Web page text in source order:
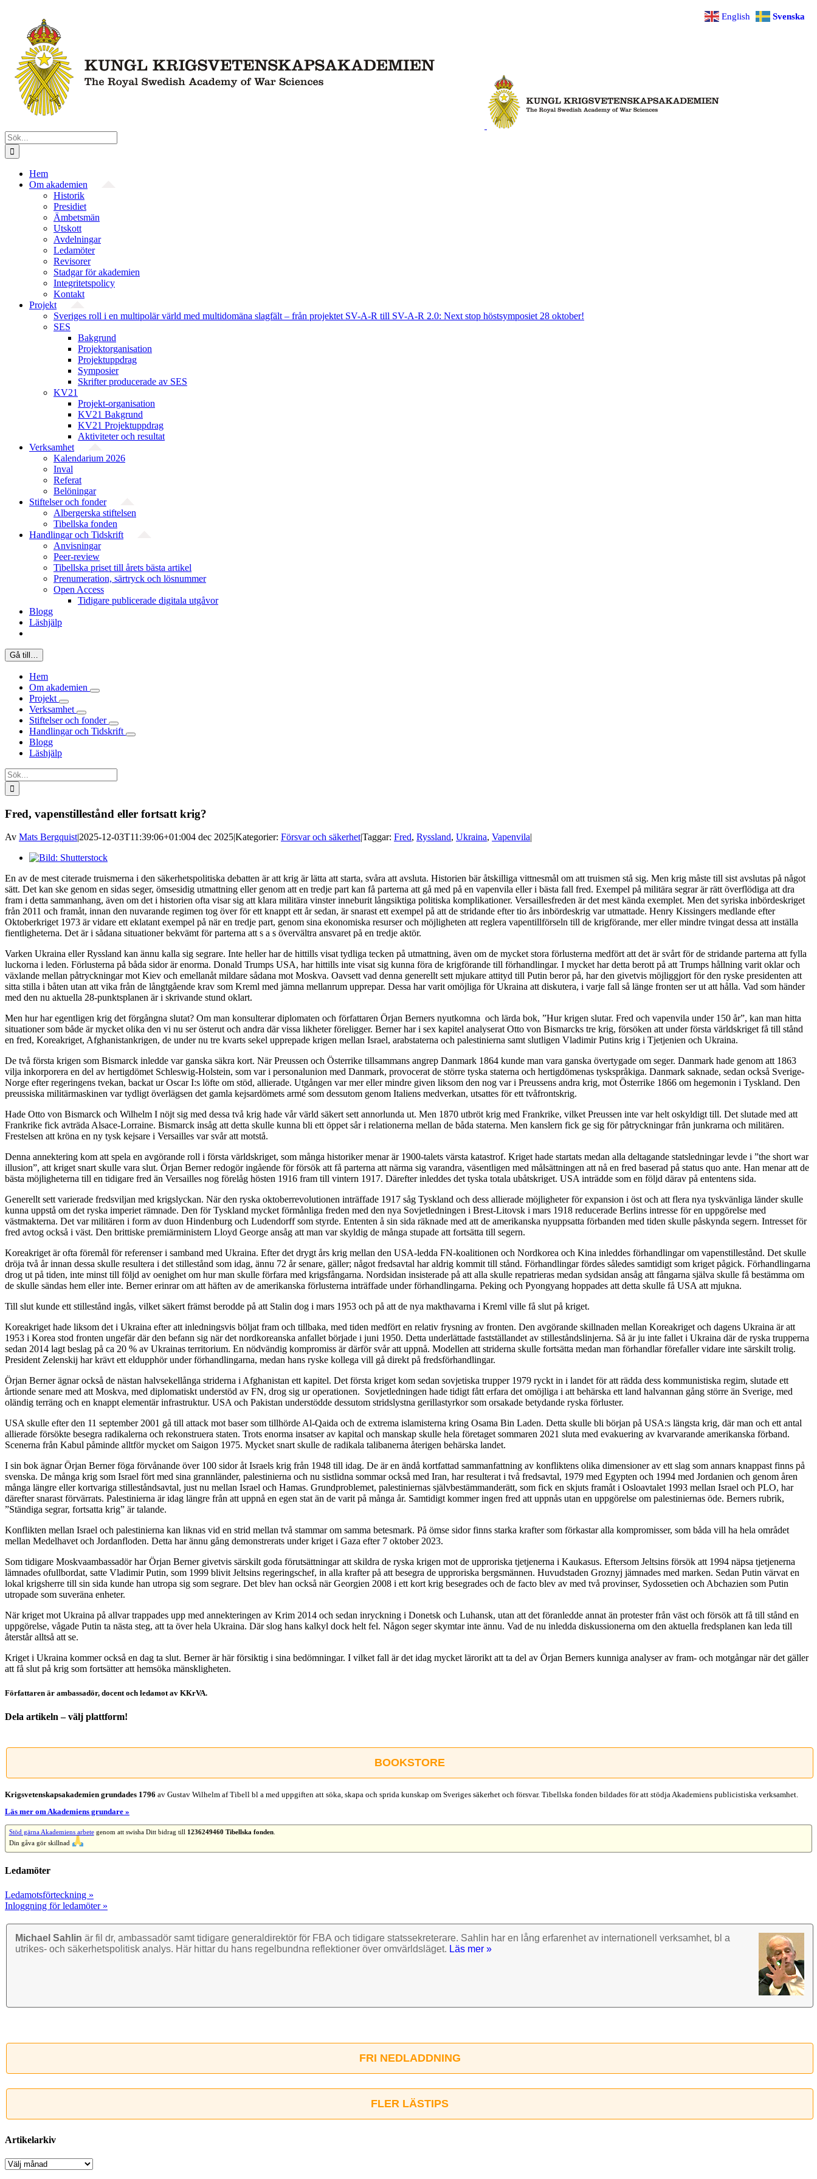
innehållet
Sök
efter:
Hem
Om akademien
Historik
Presidiet
Ämbetsmän
Utskott
Avdelningar
Ledamöter
Revisorer
Stadgar för akademien
Integritetspolicy
Kontakt
Projekt
Sveriges roll i en multipolär värld med multidomäna slagfält – från projektet SV-A-R till SV-A-R 2.0: Next stop höstsymposiet 28 oktober!
SES
Bakgrund
Projekt­organisation
Projektuppdrag
Symposier
Skrifter producerade av SES
KV21
Projekt-organisation
KV21 Bakgrund
KV21 Projektuppdrag
Aktiviteter och resultat
Verksamhet
Kalendarium 2026
Inval
Referat
Belöningar
Stiftelser och fonder
Albergerska stiftelsen
Tibellska fonden
Handlingar och Tidskrift
Anvisningar
Peer-review
Tibellska priset till årets bästa artikel
Prenumeration, särtryck och lösnummer
Open Access
Tidigare publicerade digitala utgåvor
Blogg
Läshjälp
Gå till…
Hem
Om akademien
Projekt
Verksamhet
Stiftelser och fonder
Handlingar och Tidskrift
Blogg
Läshjälp
Sök
efter:
Fred, vapenstillestånd eller fortsatt krig?
Av Mats Bergquist|2025-12-03T11:39:06+01:004 dec 2025|Kategorier: Försvar och säkerhet|Taggar: Fred, Ryssland, Ukraina, Vapenvila|
Visa
bild
En av de mest citerade truismerna i den säkerhetspolitiska debatten är att krig är lätta att starta, svåra att avsluta. Historien bär åtskilliga vittnesmål om att truismen stå sig. Men krig måste till sist avslutas på något
sätt. Det kan ske genom en sidas seger, ömsesidig utmattning eller genom att en tredje part kan få parterna att gå med på en vapenvila eller i bästa fall fred. Exempel på militära segrar är rätt överflödiga att dra
fram i detta sammanhang, även om det i historien ofta visar sig att klara militära vinster inneburit långsiktiga politiska komplikationer. Versaillesfreden är det mest kända exemplet. Men det syriska inbördeskriget
från 2011 och framåt, innan den nuvarande regimen tog över för ett knappt ett år sedan, är snarast ett exempel på att de stridande efter tio års inbördeskrig var utmattade. Henry Kissingers medlande efter
Oktoberkriget 1973 är vidare ett eklatant exempel på när en tredje part, genom sina ekonomiska resurser och möjligheten att reglera vapentillförseln till de krigförande, mer eller mindre tvingat dessa att inställa
fientligheterna. Det är i sådana situationer bekvämt för parterna att s a s övervältra ansvaret på en tredje aktör.
Varken Ukraina eller Ryssland kan ännu kalla sig segrare. Inte heller har de hittills visat tydliga tecken på utmattning, även om de mycket stora förlusterna medfört att det är svårt för de stridande parterna att fylla
luckorna i leden. Förlusterna på båda sidor är enorma. Donald Trumps USA, har hittills inte visat sig kunna föra de krigförande till förhandlingar. I mycket har detta berott på att Trumps hållning varit oklar och
växlande mellan påtryckningar mot Kiev och emellanåt mildare sådana mot Moskva. Oavsett vad denna generellt sett mjukare attityd till Putin beror på, har den givetvis möjliggjort för den ryske presidenten att
sitta stilla i båten utan att vika från de långtgående krav som Kreml med jämna mellanrum upprepar. Dessa har varit omöjliga för Ukraina att diskutera, i varje fall så länge fronten ser ut att hålla. Vad som händer
med den nu aktuella 28-punktsplanen är i skrivande stund oklart.
Men hur har egentligen krig det förgångna slutat? Om man konsulterar diplomaten och författaren Örjan Berners nyutkomna och lärda bok, ”Hur krigen slutar. Fred och vapenvila under 150 år”, kan man hitta
situationer som både är mycket olika den vi nu ser österut och andra där vissa likheter föreligger. Berner har i sex kapitel analyserat Otto von Bismarcks tre krig, försöken att under första världskriget få till stånd
en fred, Koreakriget, Afghanistankrigen, de under nu tre kvarts sekel upprepade krigen mellan Israel, arabstaterna och palestinierna samt slutligen Vladimir Putins krig i Tjetjenien och Ukraina.
De två första krigen som Bismarck inledde var ganska säkra kort. När Preussen och Österrike tillsammans angrep Danmark 1864 kunde man vara ganska övertygade om seger. Danmark hade genom att 1863
vilja inkorporera en del av hertigdömet Schleswig-Holstein, som var i personalunion med Danmark, provocerat de större tyska staterna och hertigdömenas tyskspråkiga. Danmark saknade, sedan också Sverige-
Norge efter regeringens tvekan, backat ur Oscar I:s löfte om stöd, allierade. Utgången var mer eller mindre given liksom den nog var i Preussens andra krig, mot Österrike 1866 om hegemonin i Tyskland. Den
preussiska militärmaskinen var tydligt överlägsen det gamla kejsardömets armé som dessutom genom Italiens medverkan, utsattes för ett tvåfrontskrig.
Hade Otto von Bismarck och Wilhelm I nöjt sig med dessa två krig hade vår värld säkert sett annorlunda ut. Men 1870 utbröt krig med Frankrike, vilket Preussen inte var helt oskyldigt till. Det slutade med att
Frankrike fick avträda Alsace-Lorraine. Bismarck insåg att detta skulle kunna bli ett öppet sår i relationerna mellan de båda staterna. Men kanslern fick ge sig för påtryckningar från junkrarna och militären.
Frestelsen att kröna en ny tysk kejsare i Versailles var svår att motstå.
Denna annektering kom att spela en avgörande roll i första världskriget, som många historiker menar är 1900-talets värsta katastrof. Kriget hade startats medan alla deltagande statsledningar levde i ”the short war
illusion”, att kriget snart skulle vara slut. Örjan Berner redogör ingående för försök att få parterna att närma sig varandra, väsentligen med målsättningen att nå en fred baserad på status quo ante. Han menar att de
bästa möjligheterna till en tidigare fred än Versailles nog förelåg hösten 1916 fram till vintern 1917. Därefter inleddes det tyska totala ubåtskriget. USA inträdde som en följd därav på ententens sida.
Generellt sett varierade fredsviljan med krigslyckan. När den ryska oktoberrevolutionen inträffade 1917 såg Tyskland och dess allierade möjligheter för expansion i öst och att flera nya tyskvänliga länder skulle
kunna uppstå om det ryska imperiet rämnade. Den för Tyskland mycket förmånliga freden med den nya Sovjetledningen i Brest-Litovsk i mars 1918 reducerade Berlins intresse för en uppgörelse med
västmakterna. Det var militären i form av duon Hindenburg och Ludendorff som styrde. Ententen å sin sida räknade med att de amerikanska nyuppsatta förbanden med tiden skulle påskynda segern. Intresset för
fred avtog också i väst. Den brittiske premiärministern Lloyd George ansåg att man var skyldig de många stupade att fortsätta till segern.
Koreakriget är ofta föremål för referenser i samband med Ukraina. Efter det drygt års krig mellan den USA-ledda FN-koalitionen och Nordkorea och Kina inleddes förhandlingar om vapenstillestånd. Det skulle
dröja två år innan dessa skulle resultera i det stillestånd som idag, ännu 72 år senare, gäller; något fredsavtal har aldrig kommit till stånd. Förhandlingar fördes således samtidigt som kriget pågick. Förhandlingarna
drog ut på tiden, inte minst till följd av oenighet om hur man skulle förfara med krigsfångarna. Nordsidan insisterade på att alla skulle repatrieras medan sydsidan ansåg att fångarna själva skulle få bestämma om
de skulle sändas hem eller inte. Berner erinrar om att häften av de amerikanska förlusterna inträffade under förhandlingarna. Peking och Pyongyang hoppades att detta skulle få USA att mjukna.
Till slut kunde ett stillestånd ingås, vilket säkert främst berodde på att Stalin dog i mars 1953 och på att de nya makthavarna i Kreml ville få slut på kriget.
Koreakriget hade liksom det i Ukraina efter att inledningsvis böljat fram och tillbaka, med tiden medfört en relativ frysning av fronten. Den avgörande skillnaden mellan Koreakriget och dagens Ukraina är att
1953 i Korea stod fronten ungefär där den befann sig när det nordkoreanska anfallet började i juni 1950. Detta underlättade fastställandet av stilleståndslinjerna. Så är ju inte fallet i Ukraina där de ryska trupperna
sedan 2014 lagt beslag på ca 20 % av Ukrainas territorium. En nödvändig kompromiss är därför svår att uppnå. Modellen att striderna skulle fortsätta medan man förhandlar förefaller vidare inte särskilt trolig.
President Zelenskij har krävt ett eldupphör under förhandlingarna, medan hans ryske kollega vill gå direkt på fredsförhandlingar.
Örjan Berner ägnar också de nästan halvsekellånga striderna i Afghanistan ett kapitel. Det första kriget kom sedan sovjetiska trupper 1979 ryckt in i landet för att rädda dess kommunistiska regim, slutade ett
årtionde senare med att Moskva, med diplomatiskt understöd av FN, drog sig ur operationen. Sovjetledningen hade tidigt fått erfara det omöjliga i att behärska ett land halvannan gång större än Sverige, med
oländig terräng och en knappt elementär infrastruktur. USA och Pakistan understödde dessutom stridslystna gerillastyrkor som orsakade betydande ryska förluster.
USA skulle efter den 11 september 2001 gå till attack mot baser som tillhörde Al-Qaida och de extrema islamisterna kring Osama Bin Laden. Detta skulle bli början på USA:s längsta krig, där man och ett antal
allierade försökte besegra radikalerna och rekonstruera staten. Trots enorma insatser av kapital och manskap skulle hela företaget sommaren 2021 sluta med evakuering av kvarvarande amerikanska förband.
Scenerna från Kabul påminde alltför mycket om Saigon 1975. Mycket snart skulle de radikala talibanerna återigen behärska landet.
I sin bok ägnar Örjan Berner föga förvånande över 100 sidor åt Israels krig från 1948 till idag. De är en ändå kortfattad sammanfattning av konfliktens olika dimensioner av ett slag som annars knappast finns på
svenska. De många krig som Israel fört med sina grannländer, palestinierna och nu sistlidna sommar också med Iran, har resulterat i två fredsavtal, 1979 med Egypten och 1994 med Jordanien och genom åren
många längre eller kortvariga stilleståndsavtal, just nu mellan Israel och Hamas. Grundproblemet, palestiniernas självbestämmanderätt, som fick en skjuts framåt i Osloavtalet 1993 mellan Israel och PLO, har
därefter snarast förvärrats. Palestinierna är idag längre från att uppnå en egen stat än de varit på många år. Samtidigt kommer ingen fred att uppnås utan en uppgörelse om palestiniernas öde. Berners rubrik,
”Ständiga segrar, fortsatta krig” är talande.
Konflikten mellan Israel och palestinierna kan liknas vid en strid mellan två stammar om samma betesmark. På ömse sidor finns starka krafter som förkastar alla kompromisser, som båda vill ha hela området
mellan Medelhavet och Jordanfloden. Detta har ännu gång demonstrerats under kriget i Gaza efter 7 oktober 2023.
Som tidigare Moskvaambassadör har Örjan Berner givetvis särskilt goda förutsättningar att skildra de ryska krigen mot de upproriska tjetjenerna i Kaukasus. Eftersom Jeltsins försök att 1994 näpsa tjetjenerna
lämnades ofullbordat, satte Vladimir Putin, som 1999 blivit Jeltsins regeringschef, in alla krafter på att besegra de upproriska bergsmännen. Huvudstaden Groznyj jämnades med marken. Sedan Putin värvat en
lokal krigsherre till sin sida kunde han utropa sig som segrare. Det blev han också när Georgien 2008 i ett kort krig besegrades och de facto blev av med två provinser, Sydossetien och Abchazien som Putin
utropade som suveräna enheter.
När kriget mot Ukraina på allvar trappades upp med annekteringen av Krim 2014 och sedan inryckning i Donetsk och Luhansk, utan att det föranledde annat än protester från väst och försök att få till stånd en
uppgörelse, vågade Putin ta nästa steg, att ta över hela Ukraina. Där slog hans kalkyl dock helt fel. Någon seger skymtar inte ännu. Vad de nu inledda diskussionerna om den aktuella fredsplanen kan leda till
återstår alltså att se.
Kriget i Ukraina kommer också en dag ta slut. Berner är här försiktig i sina bedömningar. I vilket fall är det idag mycket lärorikt att ta del av Örjan Berners kunniga analyser av fram- och motgångar när det gäller
att få slut på krig som fortsätter att hemsöka mänskligheten.
Författaren är ambassadör, docent och ledamot av KKrVA.
Dela artikeln – välj plattform!
post
BOOKSTORE
Krigsvetenskap­sakademien grundades 1796 av Gustav Wilhelm af Tibell bl a med uppgiften att söka, skapa och sprida kunskap om Sveriges säkerhet och försvar. Tibellska fonden bildades för att stödja Akademiens publicistiska verksamhet.
Läs mer om Akademiens grundare »
Stöd gärna Akademiens arbetegenom att swisha Ditt bidrag till 1236249460 Tibellska fonden.
Din gåva gör skillnad
Ledamöter
Ledamotsförteckning »
Inloggning för ledamöter »
Michael Sahlin är fil dr, ambassadör samt tidigare general­direktör för FBA och tidigare stats­sekre­terare. Sahlin har en lång erfarenhet av inter­nationell verk­samhet, bl a
utrikes- och säkerhets­politisk analys. Här hittar du hans regel­bundna reflek­tioner över omvärlds­läget. Läs mer »
FRI NEDLADDNING
FLER LÄSTIPS
Artikelarkiv
Artikelarkiv
English Svenska